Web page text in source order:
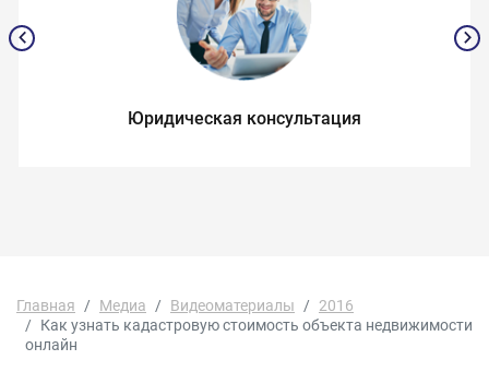
Юридическая консультация
Главная Медиа Видеоматериалы
2016
Как узнать кадастровую стоимость объекта недвижимости
онлайн